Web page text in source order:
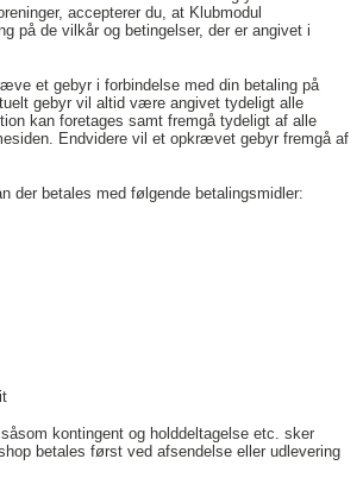
accepterer du, at Klubmodul
på de vilkår og betingelser, der er angivet i
et gebyr i forbindelse med din betaling på
gebyr vil altid være angivet tydeligt alle
kan foretages samt fremgå tydeligt af alle
Endvidere vil et opkrævet gebyr fremgå af
der betales med følgende betalingsmidler:
kontingent og holddeltagelse etc. sker
betales først ved afsendelse eller udlevering